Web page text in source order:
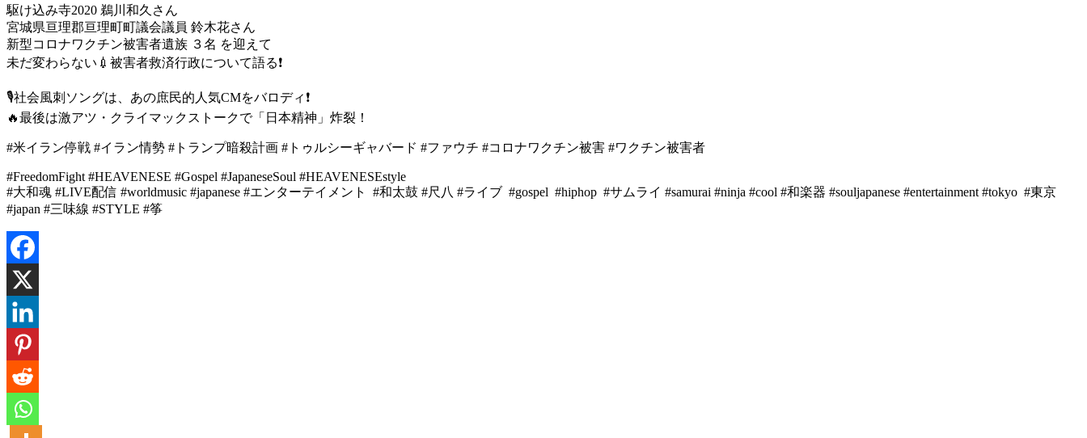
駆け込み寺2020 鵜川和久さん
宮城県亘理郡亘理町町議会議員 鈴木花さん
新型コロナワクチン被害者遺族 ３名 を迎えて
未だ変わらない💉被害者救済行政について語る❗️
🎙社会風刺ソングは、あの庶民的人気CMをバロディ❗️
🔥最後は激アツ・クライマックストークで「日本精神」炸裂！
#米イラン停戦 #イラン情勢 #トランプ暗殺計画 #トゥルシーギャバード #ファウチ #コロナワクチン被害 #ワクチン被害者
#FreedomFight #HEAVENESE #Gospel #JapaneseSoul #HEAVENESEstyle
#大和魂 #LIVE配信 #worldmusic #japanese #エンターテイメント #和太鼓 #尺八 #ライブ #gospel #hiphop #サムライ #samurai #ninja #cool #和楽器 #souljapanese #entertainment #tokyo #東京
#japan #三味線 #STYLE #筝